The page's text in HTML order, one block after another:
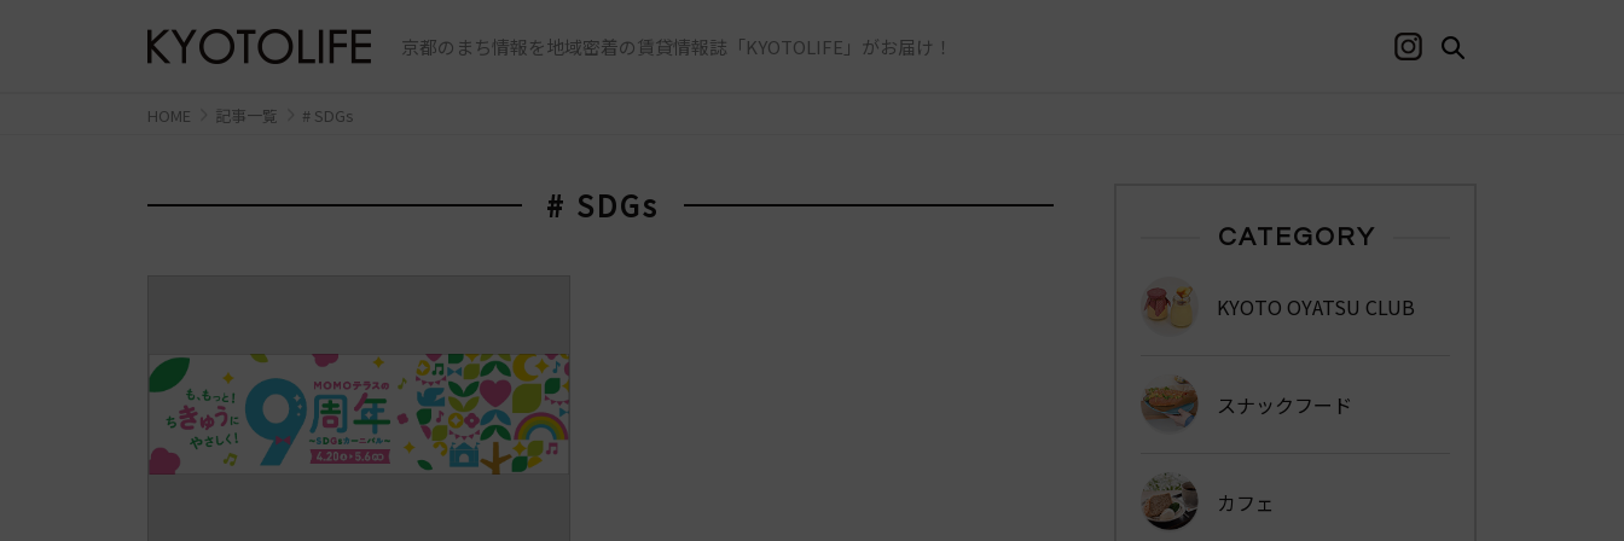
京都のまち情報を地域密着の賃貸情報誌「KYOTOLIFE」がお届け！
HOME 記事一覧 # SDGs
# SDGs
CATEGORY
KYOTO OYATSU CLUB
スナックフード
カフェ